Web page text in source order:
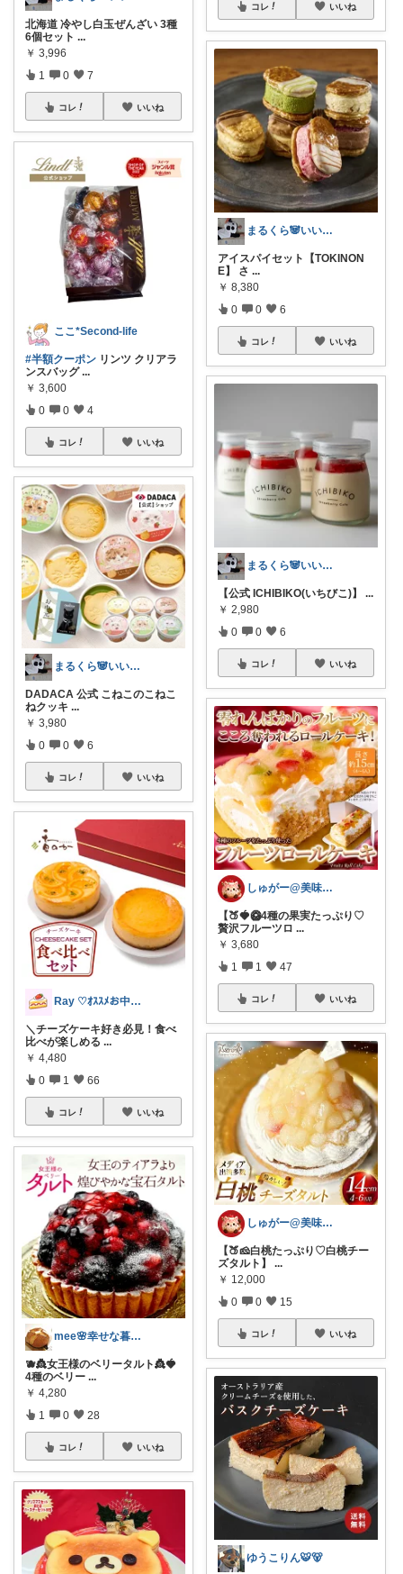
北海道 冷やし白玉ぜんざい 3種
6個セット ...
￥ 3,996
1 0 7
コレ いいね
ここ*Second-life
#半額クーポン リンツ クリアラ
ンスバッグ ...
￥ 3,600
0 0 4
コレ いいね
まるくら🐼いいね・コレ・購入感謝.*･
DADACA 公式 こねこのこねこ
ねクッキ ...
￥ 3,980
0 0 6
コレ いいね
Ray ♡ｵｽｽﾒお中元ｷﾞﾌﾄ♡
＼チーズケーキ好き必見！食べ
比べが楽しめる ...
￥ 4,480
0 1 66
コレ いいね
mee🌸幸せな暮らし
🫐👸女王様のベリータルト👸🍓
4種のベリー ...
￥ 4,280
1 0 28
コレ いいね
コレ いいね
まるくら🐼いいね・コレ・購入感謝.*･
アイスパイセット【TOKINON
E】 さ ...
￥ 8,380
0 0 6
コレ いいね
まるくら🐼いいね・コレ・購入感謝.*･
【公式 ICHIBIKO(いちびこ)】 ...
￥ 2,980
0 0 6
コレ いいね
しゅがー@美味しいスイーツや雑貨紹介
【🍑🍓🥝4種の果実たっぷり♡
贅沢フルーツロ ...
￥ 3,680
1 1 47
コレ いいね
しゅがー@美味しいスイーツや雑貨紹介
【🍑🧀白桃たっぷり♡白桃チー
ズタルト】 ...
￥ 12,000
0 0 15
コレ いいね
ゆうこりん🐯🐻